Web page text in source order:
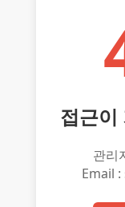
접근이
관리
Email